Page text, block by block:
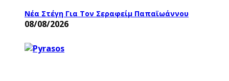
Νέα Στέγη Για Τον Σεραφείμ Παπαϊωάννου
08/08/2026